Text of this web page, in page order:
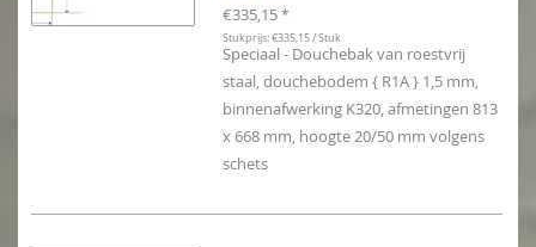
€335,15 *
Stukprijs: €335,15 / Stuk
Speciaal - Douchebak van roestvrij
staal, douchebodem { R1A } 1,5 mm,
binnenafwerking K320, afmetingen 813
x 668 mm, hoogte 20/50 mm volgens
schets